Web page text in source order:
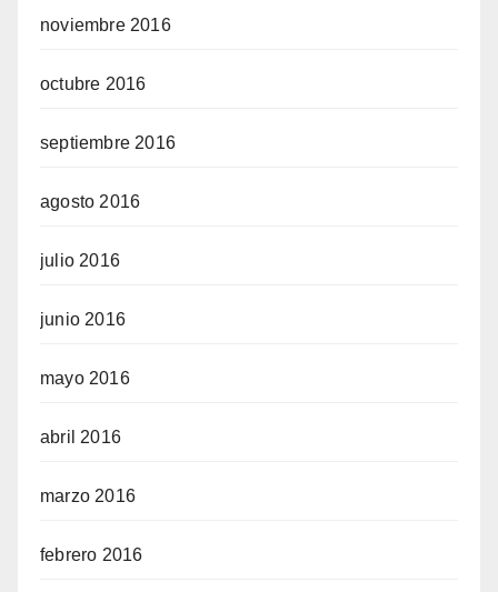
noviembre 2016
octubre 2016
septiembre 2016
agosto 2016
julio 2016
junio 2016
mayo 2016
abril 2016
marzo 2016
febrero 2016